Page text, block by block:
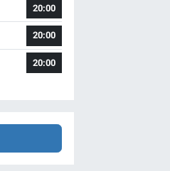
20:00
20:00
20:00